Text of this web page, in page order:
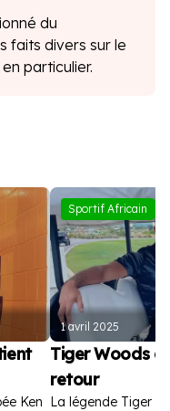
du
faits divers sur le
particulier.
Ken
Sportif Africain
1 avril 2025
Tiger Woods
retour
La légende Tiger